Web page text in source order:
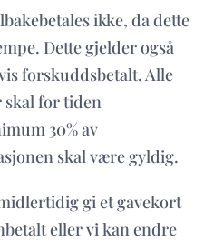
ikke, da dette
Dette gjelder også
forskuddsbetalt. Alle
skal for tiden
30% av
skal være gyldig.
gi et gavekort
eller vi kan endre